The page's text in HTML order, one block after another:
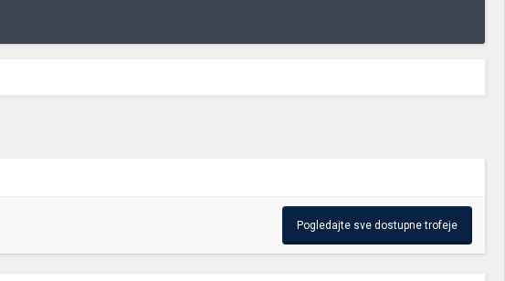
Pogledajte sve dostupne trofeje